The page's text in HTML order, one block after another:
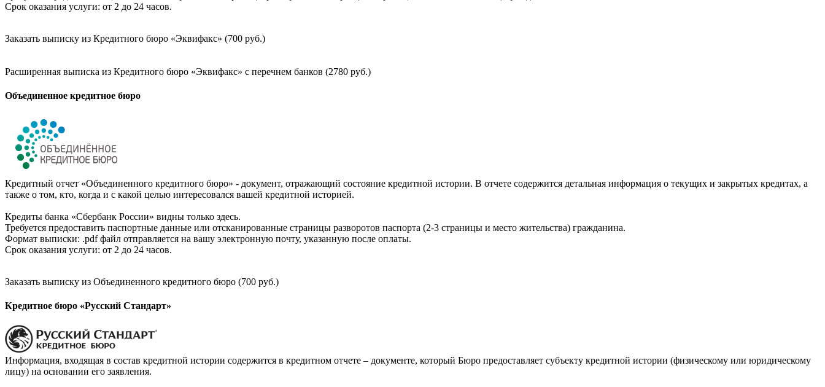
Срок оказания услуги: от 2 до 24 часов.
Заказать выписку из Кредитного бюро «Эквифакс» (700 руб.)
Расширенная выписка из Кредитного бюро «Эквифакс» с перечнем банков (2780 руб.)
Объединенное кредитное бюро
Кредитный отчет «Объединенного кредитного бюро» - документ, отражающий состояние кредитной истории. В отчете содержится детальная информация о текущих и закрытых кредитах, а
также о том, кто, когда и с какой целью интересовался вашей кредитной историей.
Кредиты банка «Сбербанк России» видны только здесь.
Требуется предоставить паспортные данные или отсканированные страницы разворотов паспорта (2-3 страницы и место жительства) гражданина.
Формат выписки: .pdf файл отправляется на вашу электронную почту, указанную после оплаты.
Срок оказания услуги: от 2 до 24 часов.
Заказать выписку из Объединенного кредитного бюро (700 руб.)
Кредитное бюро «Русский Стандарт»
Информация, входящая в состав кредитной истории содержится в кредитном отчете – документе, который Бюро предоставляет субъекту кредитной истории (физическому или юридическому
лицу) на основании его заявления.